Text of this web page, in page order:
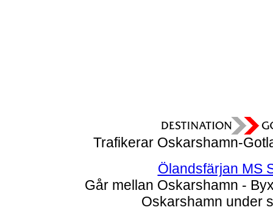
Trafikerar Oskarshamn-
Ölandsfärjan MS
Går mellan Oskarshamn -
Oskarshamn under